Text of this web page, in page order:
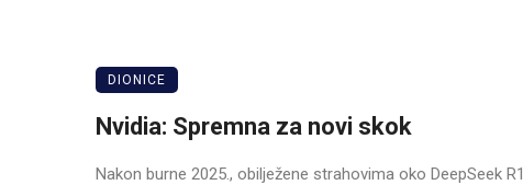
DIONICE
Nvidia: Spremna za novi skok
Nakon burne 2025., obilježene strahovima oko DeepSeek R1